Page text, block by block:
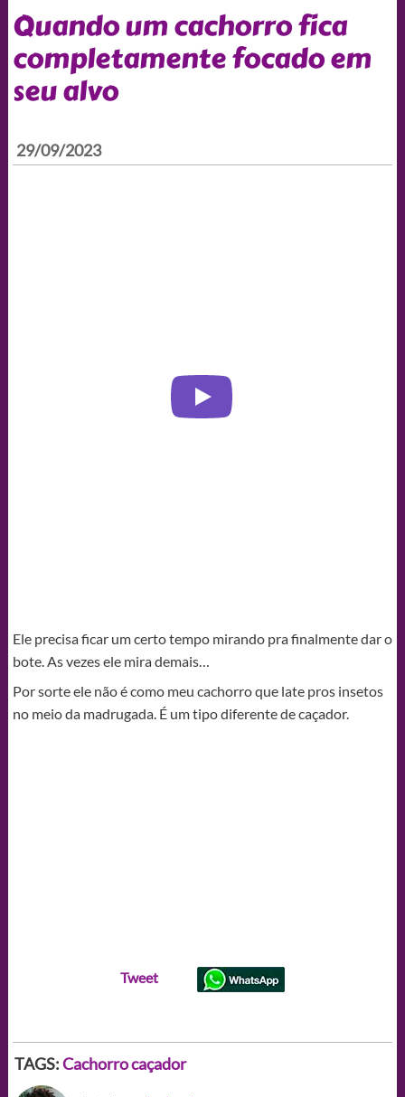
Quando um cachorro fica
completamente focado em
seu alvo
29/09/2023
Ele precisa ficar um certo tempo mirando pra finalmente dar o
bote. As vezes ele mira demais…
Por sorte ele não é como meu cachorro que late pros insetos
no meio da madrugada. É um tipo diferente de caçador.
Tweet
TAGS:Cachorro caçador